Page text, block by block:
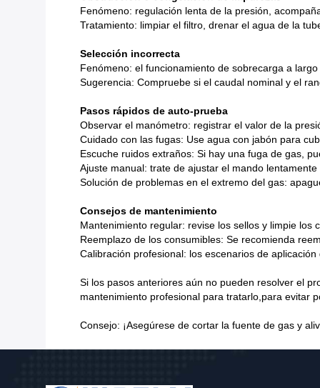
Fenómeno: regulación lenta de la presión,
Tratamiento: limpiar el filtro, drenar el agua de la
Selección incorrecta
Fenómeno: el funcionamiento de sobrecarga a
Sugerencia: Compruebe si el caudal nominal y el
Pasos rápidos de auto-prueba
Observar el manómetro: registrar el valor de la
Cuidado con las fugas: Use agua con jabón para
Escuche ruidos extraños: Si hay una fuga de gas,
Ajuste manual: trate de ajustar el mando
Solución de problemas en el extremo del gas:
Consejos de mantenimiento
Mantenimiento regular: revise los sellos y limpie los
Reemplazo de los consumibles: Se recomienda
Calibración profesional: los escenarios de
Si los pasos anteriores aún no pueden resolver el
mantenimiento profesional para tratarlo,para evitar
Consejo: ¡Asegúrese de cortar la fuente de gas y